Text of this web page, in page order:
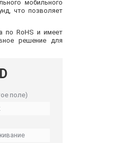
мобильного
что позволяет
по RoHS и имеет
решение для
поле)